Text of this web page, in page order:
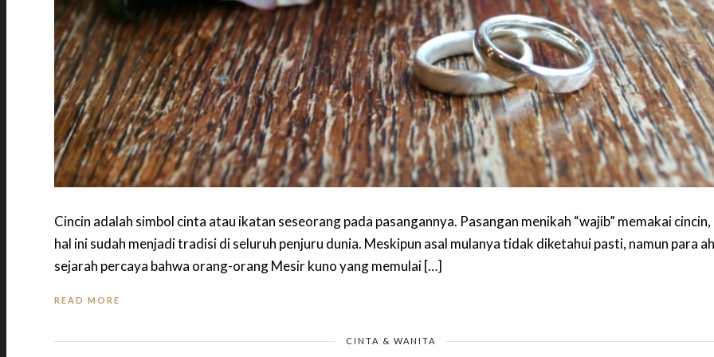
Cincin adalah simbol cinta atau ikatan seseorang pada pasangannya. Pasangan menikah “wajib” memakai cincin,
hal ini sudah menjadi tradisi di seluruh penjuru dunia. Meskipun asal mulanya tidak diketahui pasti, namun para
sejarah percaya bahwa orang-orang Mesir kuno yang memulai […]
READ MORE
CINTA & WANITA